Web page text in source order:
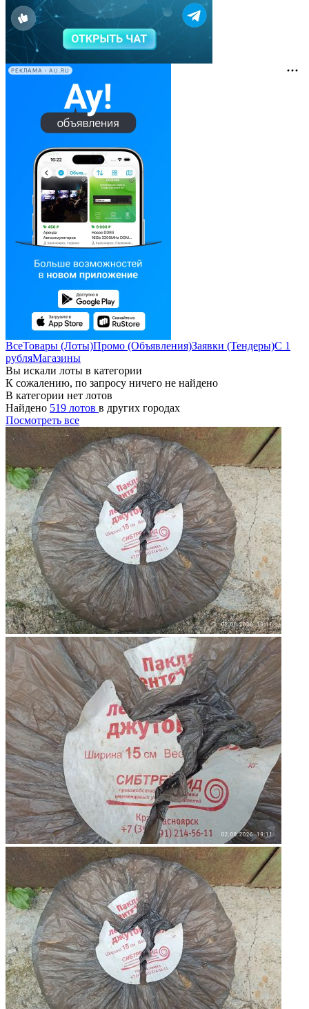
РЕКЛАМА • AU.RU
ВсеТовары (Лоты)Промо (Объявления)Заявки (Тендеры)С 1
рубляМагазины
Вы искали лоты в категории
К сожалению, по запросу ничего не найдено
В категории нет лотов
Найдено 519 лотов в других городах
Посмотреть все